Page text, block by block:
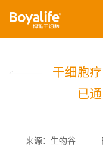
首页 什么是干细胞
干细胞疗法治疗创伤性
干细胞
已
来源：生物谷